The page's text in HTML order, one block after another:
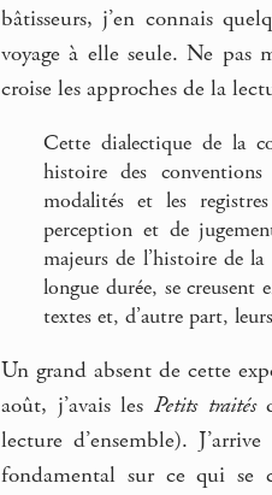
bâtisseurs, j’en connais
voyage à elle seule. Ne pas
croise les approches de la
Cette dialectique de la
histoire des
modalités et les
perception et de
majeurs de l’histoire de
longue durée, se creusent
textes et, d’autre part,
Un grand absent de cette
août, j’avais les Petits traités
lecture d’ensemble).
fondamental sur ce qui se